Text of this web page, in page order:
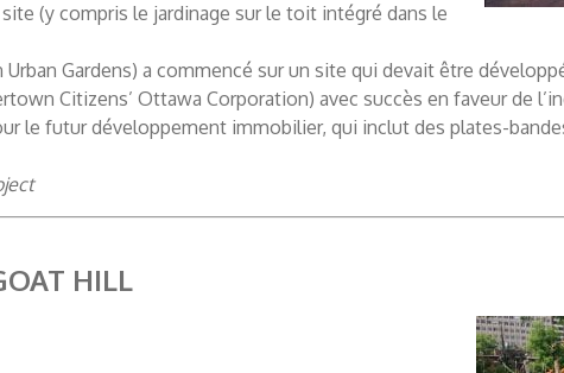
(y compris le jardinage sur le toit intégré dans le
Gardens) a commencé sur un site qui devait être
Citizens’ Ottawa Corporation) avec succès en faveur de
le futur développement immobilier, qui inclut des plates-
HILL